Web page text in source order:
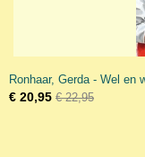
Ronhaar, Gerda - Wel en
€ 20,95 € 22,95